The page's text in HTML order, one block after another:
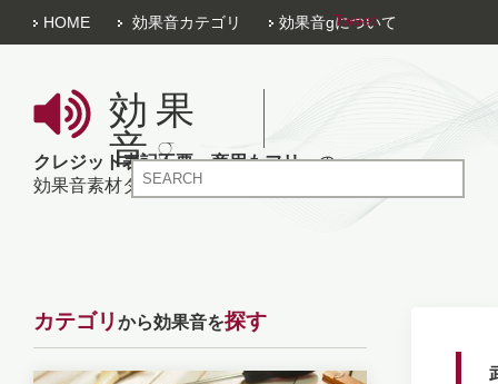
HOME 効果音カテゴリ 効果音gについて
効果
音g
クレジット表記不要、商用もフリーの
効果音素材ダウンロードサイト
カテゴリ から効果音を探す
Tweet